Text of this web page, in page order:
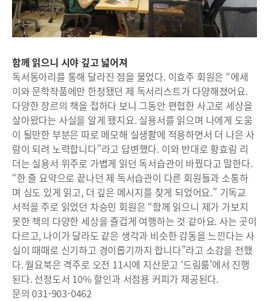
함께 읽으니 시야 깊고 넓어져
독서동아리를 통해 달라진 점을 물었다. 이효주 회원은 “에세
이와 문학작품에만 한정됐던 제 독서리스트가 다양해졌어요.
다양한 장르의 책을 접하다 보니 그동안 편협한 사고로 세상을
살아왔다는 사실을 알게 됐지요. 실용서를 읽으며 나에게 도움
이 될만한 부분은 따로 메모해 실생활에 적용하면서 더 나은 사
람이 되려 노력합니다”라고 답변했다. 이와 반대로 황효림 리
더는 실용서 위주로 가볍게 읽던 독서습관이 바꿨다고 말한다.
“한 줄 요약으로 끝나던 제 독서습관이 다른 회원들과 소통하
며 심도 있게 읽고, 더 깊은 메시지를 찾게 되었어요.” 기독교
서적을 주로 읽었던 차승민 회원은 “함께 읽으니 제가 가보지
못한 책의 다양한 세상을 즐겁게 여행하는 것 같아요. 사는 곳이
다르고, 나이가 달라도 같은 생각과 비슷한 감동을 느낀다는 사
실이 때때로 신기하고 경이롭기까지 합니다”라고 소감을 전했
다. 월요북은 격주로 오전 11시에 지산문고 ‘드림룸’에서 진행
된다. 선정도서 10% 할인과 서점용 커피가 제공된다.
문의 031-903-0462